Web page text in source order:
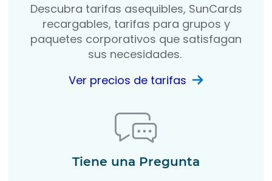
Descubra tarifas asequibles, SunCards
recargables, tarifas para grupos y
paquetes corporativos que satisfagan
sus necesidades.
Ver precios de tarifas
Tiene una Pregunta